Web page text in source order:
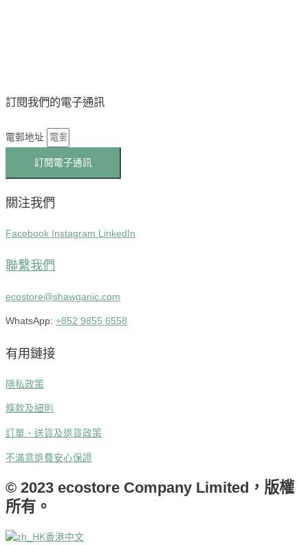
訂閱我們的電子通訊
電郵地址
訂閱電子通訊
關注我們
Facebook Instagram LinkedIn
聯繫我們
ecostore@shawganic.com
WhatsApp: +852 9855 6558
有用鏈接
隱私政策
條款及細則
訂單、送貨及退貨政策
不滿意退費安心保證
© 2023 ecostore Company Limited，版權
所有。
香港中文